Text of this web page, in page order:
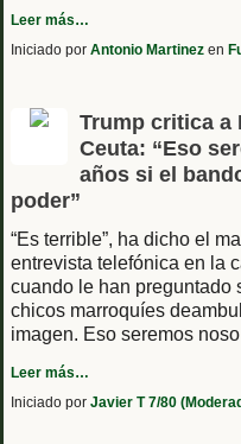
Leer más…
Iniciado por Antonio Martinez en
Trump critica a
Ceuta: “Eso
años si el
poder”
“Es terrible”, ha dicho el
entrevista telefónica en la
cuando le han preguntado
chicos marroquíes
imagen. Eso seremos noso
Leer más…
Iniciado por Javier T 7/80